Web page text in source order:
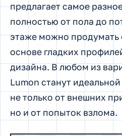
предлагает самое
полностью от пола до
этаже можно продумать
основе гладких
дизайна. В любом из
Lumon станут
не только от внешних
но и от попыток взлома.